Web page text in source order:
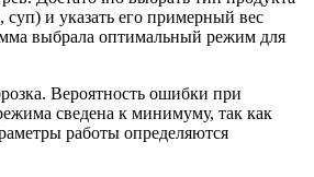
и указать его примерный вес
выбрала оптимальный режим для
Вероятность ошибки при
сведена к минимуму, так как
работы определяются